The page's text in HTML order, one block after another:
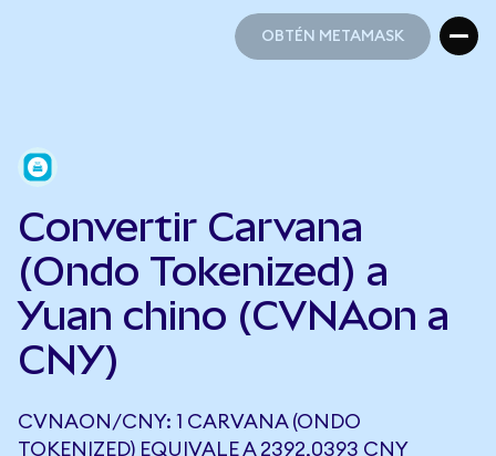
OBTÉN METAMASK
Convertir Carvana
(Ondo Tokenized) a
Yuan chino (CVNAon a
CNY)
CVNAON/CNY: 1 CARVANA (ONDO
TOKENIZED) EQUIVALE A 2392,0393 CNY